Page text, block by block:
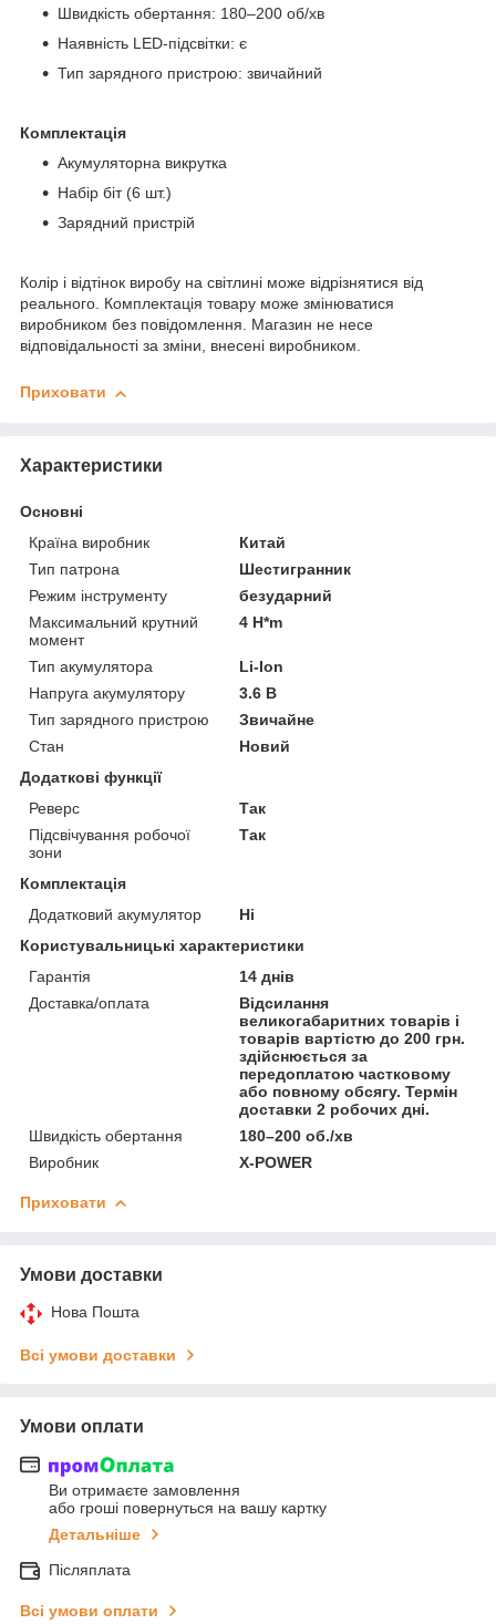
Швидкість обертання: 180–200 об/хв
Наявність LED-підсвітки: є
Тип зарядного пристрою: звичайний
Комплектація
Акумуляторна викрутка
Набір біт (6 шт.)
Зарядний пристрій
Колір і відтінок виробу на світлині може відрізнятися від
реального. Комплектація товару може змінюватися
виробником без повідомлення. Магазин не несе
відповідальності за зміни, внесені виробником.
Приховати
Характеристики
Основні
Країна виробник
Китай
Тип патрона
Шестигранник
Режим інструменту
безударний
Максимальний крутний
момент
4 H*m
Тип акумулятора
Li-Ion
Напруга акумулятору
3.6 В
Тип зарядного пристрою
Звичайне
Стан
Новий
Додаткові функції
Реверс
Так
Підсвічування робочої
зони
Так
Комплектація
Додатковий акумулятор
Ні
Користувальницькі характеристики
Гарантія
14 днів
Доставка/оплата
Відсилання
великогабаритних товарів і
товарів вартістю до 200 грн.
здійснюється за
передоплатою частковому
або повному обсягу. Термін
доставки 2 робочих дні.
Швидкість обертання
180–200 об./хв
Виробник
X-POWER
Приховати
Умови доставки
Нова Пошта
Всі умови доставки
Умови оплати
Ви отримаєте замовлення
або гроші повернуться на вашу картку
Детальніше
Післяплата
Всі умови оплати